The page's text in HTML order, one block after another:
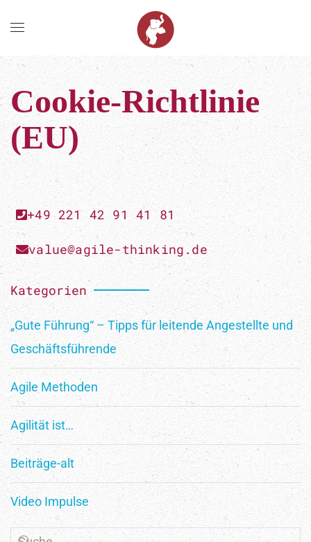
Zum Hauptinhalt springen
Cookie-Richtlinie
(EU)
+49 221 42 91 41 81
value@agile-thinking.de
Kategorien
„Gute Führung“ – Tipps für leitende Angestellte und
Geschäftsführende
Agile Methoden
Agilität ist…
Beiträge-alt
Video Impulse
Newsletter
Abonniere unseren Newsletter für Insights und Tipps